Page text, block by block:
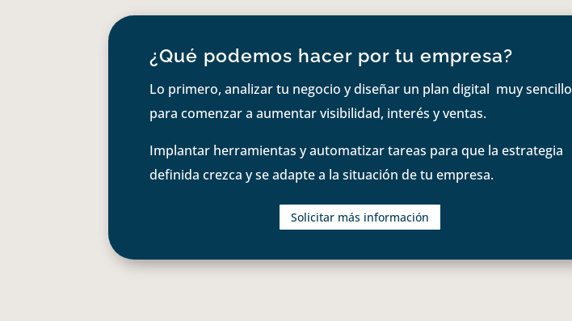
¿Qué podemos hacer por tu empresa?
Lo primero, analizar tu negocio y diseñar un plan digital muy sencillo
para comenzar a aumentar visibilidad, interés y ventas.
Implantar herramientas y automatizar tareas para que la estrategia
definida crezca y se adapte a la situación de tu empresa.
Solicitar más información